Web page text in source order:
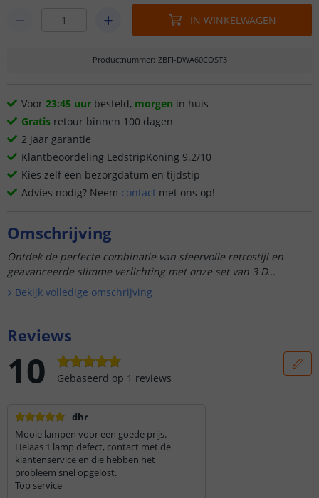
IN WINKELWAGEN
Productnummer: ZBFI-DWA60COST3
Voor 23:45 uur besteld, morgen in huis
Gratis retour binnen 100 dagen
2 jaar garantie
Klantbeoordeling LedstripKoning 9.2/10
Kies zelf een bezorgdatum en tijdstip
Advies nodig? Neem contact met ons op!
Omschrijving
Ontdek de perfecte combinatie van sfeervolle retrostijl en
geavanceerde slimme verlichting met onze set van 3 D...
Bekijk volledige omschrijving
Reviews
10 Gebaseerd op 1 reviews
dhr
Mooie lampen voor een goede prijs.
Helaas 1 lamp defect, contact met de
klantenservice en die hebben het
probleem snel opgelost.
Top service